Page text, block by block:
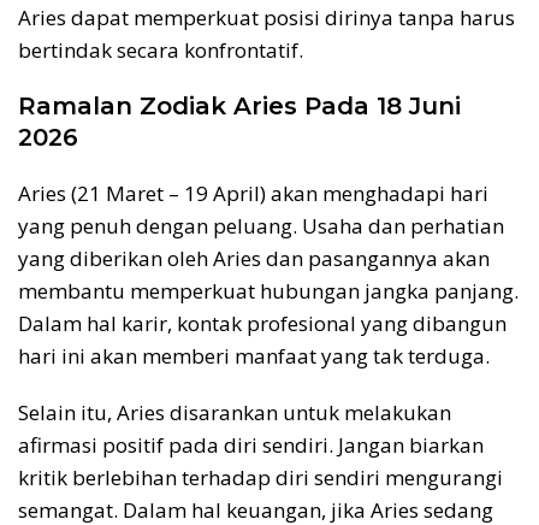
Aries dapat memperkuat posisi dirinya tanpa harus
bertindak secara konfrontatif.
Ramalan Zodiak Aries Pada 18 Juni
2026
Aries (21 Maret – 19 April) akan menghadapi hari
yang penuh dengan peluang. Usaha dan perhatian
yang diberikan oleh Aries dan pasangannya akan
membantu memperkuat hubungan jangka panjang.
Dalam hal karir, kontak profesional yang dibangun
hari ini akan memberi manfaat yang tak terduga.
Selain itu, Aries disarankan untuk melakukan
afirmasi positif pada diri sendiri. Jangan biarkan
kritik berlebihan terhadap diri sendiri mengurangi
semangat. Dalam hal keuangan, jika Aries sedang